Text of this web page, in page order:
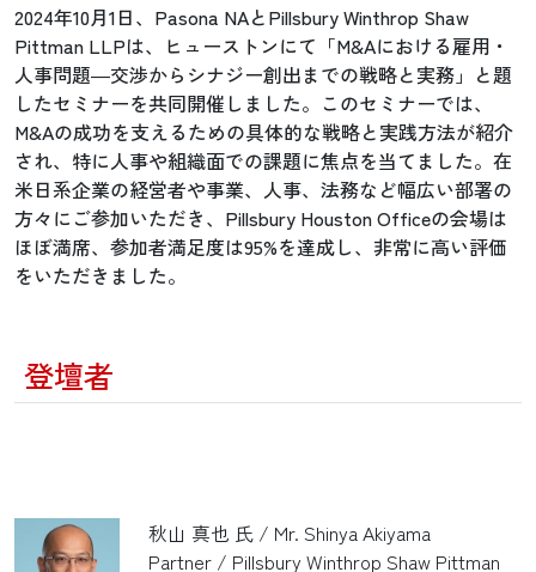
2024年10月1日、Pasona NAとPillsbury Winthrop Shaw
Pittman LLPは、ヒューストンにて「M&Aにおける雇用・
人事問題―交渉からシナジー創出までの戦略と実務」と題
したセミナーを共同開催しました。このセミナーでは、
M&Aの成功を支えるための具体的な戦略と実践方法が紹介
され、特に人事や組織面での課題に焦点を当てました。在
米日系企業の経営者や事業、人事、法務など幅広い部署の
方々にご参加いただき、Pillsbury Houston Officeの会場は
ほぼ満席、参加者満足度は95%を達成し、非常に高い評価
をいただきました。
登壇者
秋山 真也 氏 / Mr. Shinya Akiyama
Partner / Pillsbury Winthrop Shaw Pittman